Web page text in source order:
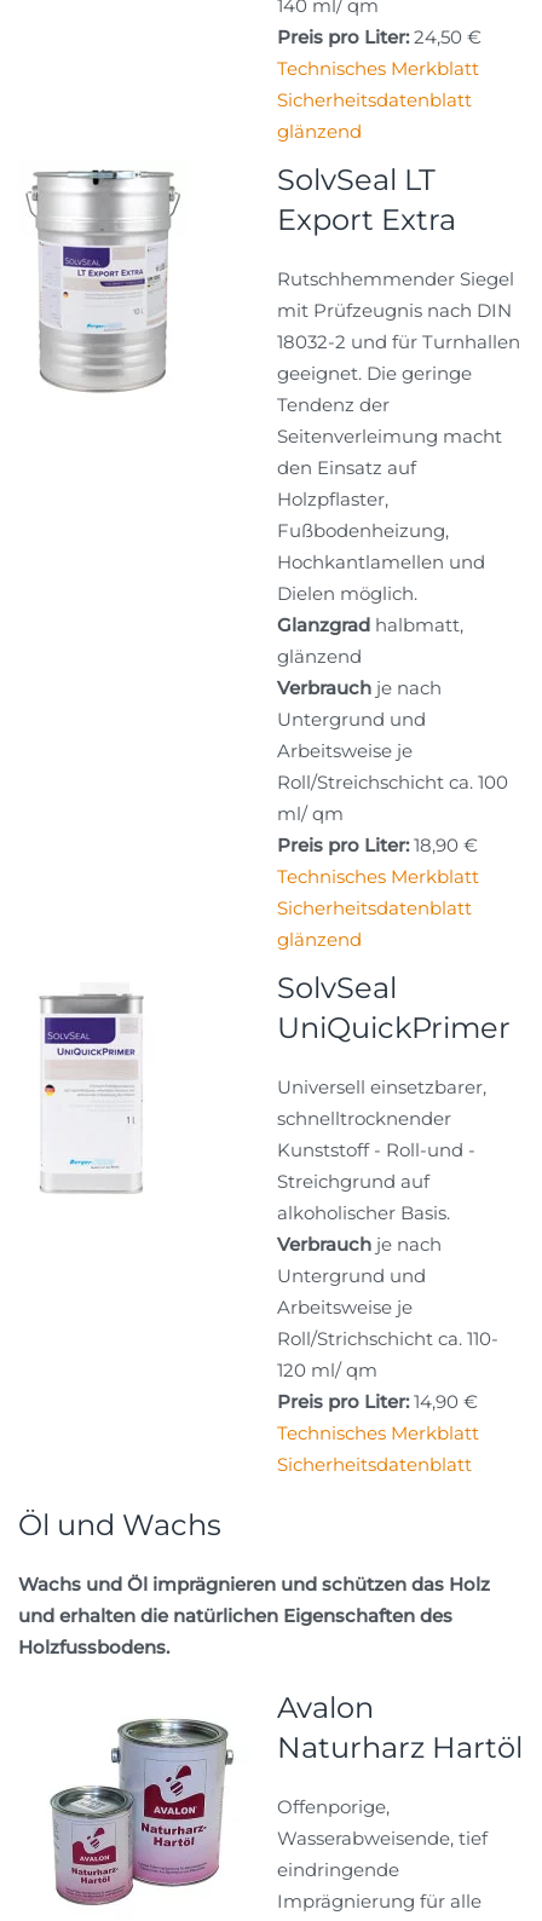
140 ml/ qm
Preis pro Liter:24,50 €
Technisches Merkblatt
Sicherheitsdatenblatt
glänzend
SolvSeal LT
Export Extra
Rutschhemmender Siegel
mit Prüfzeugnis nach DIN
18032-2 und für Turnhallen
geeignet. Die geringe
Tendenz der
Seitenverleimung macht
den Einsatz auf
Holzpflaster,
Fußbodenheizung,
Hochkantlamellen und
Dielen möglich.
Glanzgrad halbmatt,
glänzend
Verbrauch je nach
Untergrund und
Arbeitsweise je
Roll/Streichschicht ca. 100
ml/ qm
Preis pro Liter:18,90 €
Technisches Merkblatt
Sicherheitsdatenblatt
glänzend
SolvSeal
UniQuickPrimer
Universell einsetzbarer,
schnelltrocknender
Kunststoff - Roll-und -
Streichgrund auf
alkoholischer Basis.
Verbrauch je nach
Untergrund und
Arbeitsweise je
Roll/Strichschicht ca. 110-
120 ml/ qm
Preis pro Liter:14,90 €
Technisches Merkblatt
Sicherheitsdatenblatt
Öl und Wachs
Wachs und Öl imprägnieren und schützen das Holz
und erhalten die natürlichen Eigenschaften des
Holzfussbodens.
Avalon
Naturharz Hartöl
Offenporige,
Wasserabweisende, tief
eindringende
Imprägnierung für alle